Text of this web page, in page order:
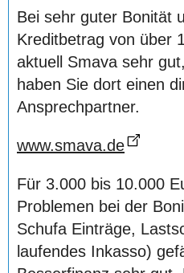
Bei sehr guter Bonität
Kreditbetrag von über
aktuell Smava sehr
haben Sie dort einen
Ansprechpartner.
www.smava.de
Für 3.000 bis 10.000
Problemen bei der
Schufa Einträge,
laufendes Inkasso)